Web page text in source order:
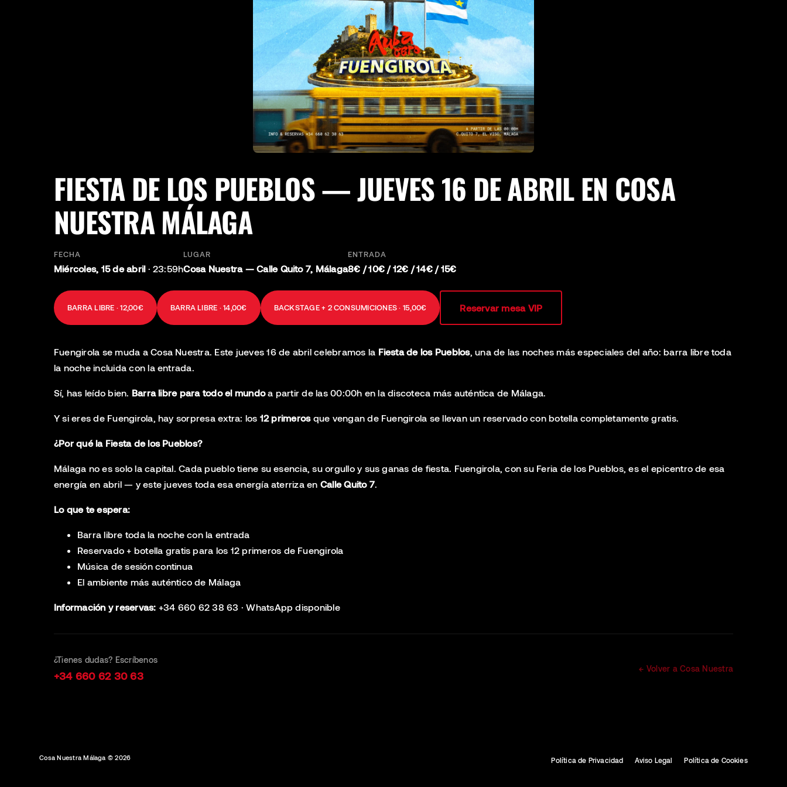
FIESTA DE LOS PUEBLOS — JUEVES 16 DE ABRIL EN COSA
NUESTRA MÁLAGA
FECHA
Miércoles, 15 de abril·23:59h
LUGAR
Cosa Nuestra — Calle Quito 7, Málaga
ENTRADA
8€ / 10€ / 12€ / 14€ / 15€
BARRA LIBRE · 12,00€ BARRA LIBRE · 14,00€ BACKSTAGE + 2 CONSUMICIONES · 15,00€ Reservar mesa VIP
Fuengirola se muda a Cosa Nuestra. Este jueves 16 de abril celebramos la Fiesta de los Pueblos, una de las noches más especiales del año: barra libre toda
la noche incluida con la entrada.
Sí, has leído bien. Barra libre para todo el mundoa partir de las 00:00h en la discoteca más auténtica de Málaga.
Y si eres de Fuengirola, hay sorpresa extra: los 12 primerosque vengan de Fuengirola se llevan un reservado con botella completamente gratis.
¿Por qué la Fiesta de los Pueblos?
Málaga no es solo la capital. Cada pueblo tiene su esencia, su orgullo y sus ganas de fiesta. Fuengirola, con su Feria de los Pueblos, es el epicentro de esa
energía en abril — y este jueves toda esa energía aterriza en Calle Quito 7
Lo que te espera:
Barra libre toda la noche con la entrada
Reservado + botella gratis para los 12 primeros de Fuengirola
Música de sesión continua
El ambiente más auténtico de Málaga
Información y reservas: +34 660 62 38 63 · WhatsApp disponible
¿Tienes dudas? Escríbenos
+34 660 62 30 63
← Volver a Cosa Nuestra
Cosa Nuestra Málaga © 2026 Política de Privacidad Aviso Legal Política de Cookies